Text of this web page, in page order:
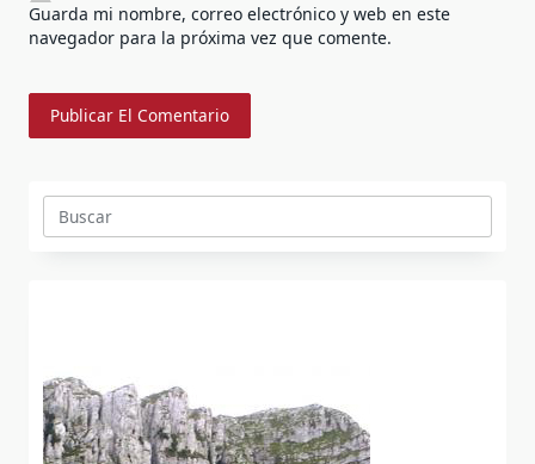
Guarda mi nombre, correo electrónico y web en este
navegador para la próxima vez que comente.
Buscar: